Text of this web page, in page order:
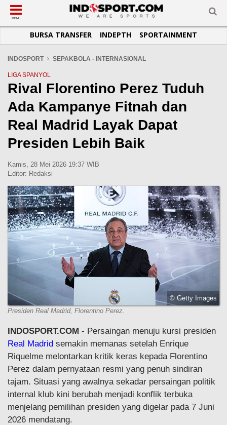
SUB-MENU
SEPAKBOLA
LIGA INGGRIS
LIGA ITALIA
LIGA SPANYOL
LIGA CHAMPIONS
LIGA PRANCIS
LIGA EUROPA
SUB-MENU
SPORTAINMENT
SUB-MENU
OTOMOTIF
OTOMANIA
SUB-MENU
BASKET
FUTSAL
OLIMPIK
E-SPORT
SUB-MENU
JADWAL
SUB-MENU
TOPIK HARI INI
INFOGRAFIS
GALERI FOTO
TEMPAT OLAHRAGA
PASUKAN SEHAT
MENU
BURSA TRANSFER INDEPTH SPORTAINMENT
INDOSPORT SEPAKBOLA - INTERNASIONAL
LIGA SPANYOL
Rival Florentino Perez Tuduh
Ada Kampanye Fitnah dan
Real Madrid Layak Dapat
Presiden Lebih Baik
Kamis, 28 Mei 2026 19:37 WIB
Editor: Redaksi
© Getty Images
Presiden Real Madrid, Florentino Perez.
INDOSPORT.COM - Persaingan menuju kursi presiden
Real Madrid semakin memanas setelah Enrique
Riquelme melontarkan kritik keras kepada Florentino
Perez dalam pernyataan resmi yang penuh sindiran
tajam. Situasi yang awalnya sekadar persaingan politik
internal klub kini berubah menjadi konflik terbuka
menjelang pemilihan presiden yang digelar pada 7 Juni
2026 mendatang.